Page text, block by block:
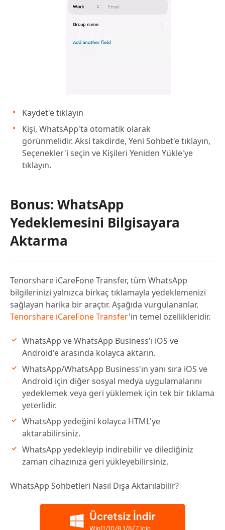
Kaydet'e tıklayın
Kişi, WhatsApp'ta otomatik olarak
görünmelidir. Aksi takdirde, Yeni Sohbet'e tıklayın,
Seçenekler'i seçin ve Kişileri Yeniden Yükle'ye
tıklayın.
Bonus: WhatsApp
Yedeklemesini Bilgisayara
Aktarma
Tenorshare iCareFone Transfer, tüm WhatsApp
bilgilerinizi yalnızca birkaç tıklamayla yedeklemenizi
sağlayan harika bir araçtır. Aşağıda vurgulananlar,
Tenorshare iCareFone Transfer'in temel özellikleridir.
WhatsApp ve WhatsApp Business'ı iOS ve
Android'e arasında kolayca aktarın.
WhatsApp/WhatsApp Business'ın yanı sıra iOS ve
Android için diğer sosyal medya uygulamalarını
yedeklemek veya geri yüklemek için tek bir tıklama
yeterlidir.
WhatsApp yedeğini kolayca HTML'ye
aktarabilirsiniz.
WhatsApp yedekleyip indirebilir ve dilediğiniz
zaman cihazınıza geri yükleyebilirsiniz.
WhatsApp Sohbetleri Nasıl Dışa Aktarılabilir?